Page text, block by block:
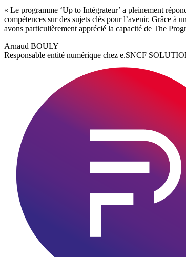
« Le programme ‘Up to Intégrateur’ a pleinement
compétences sur des sujets clés pour l’avenir. Grâce
avons particulièrement apprécié la capacité de The
Arnaud BOULY
Responsable entité numérique chez e.SNCF